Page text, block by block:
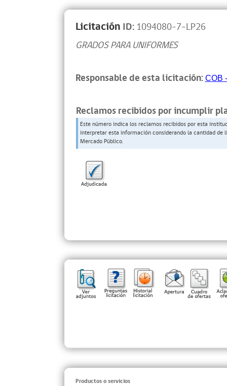
Licitación ID:1094080-7-LP26
GRADOS PARA UNIFORMES
Responsable de esta licitación:COB
Reclamos recibidos por incumplir
Este número indica los reclamos recibidos por esta
interpretar esta información considerando la cantidad
Mercado Público.
Productos o servicios